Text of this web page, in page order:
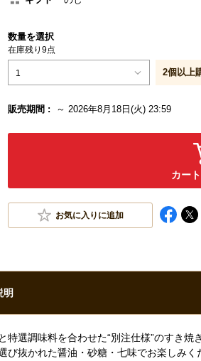
数量を選択
在庫残り9点
1 2個以上
販売期間 : ～ 2026年8月18日(火) 23:59
カー
お気に入りに追加
明
選調味料を合わせた“別注仕様”のすき焼
抜かれた醤油・砂糖・七味でお楽しみく